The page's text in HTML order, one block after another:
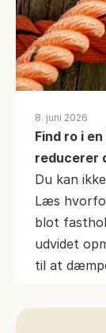
8. juni 2026
Find ro i
reducerer
Du kan
Læs
blot
udvidet
til at